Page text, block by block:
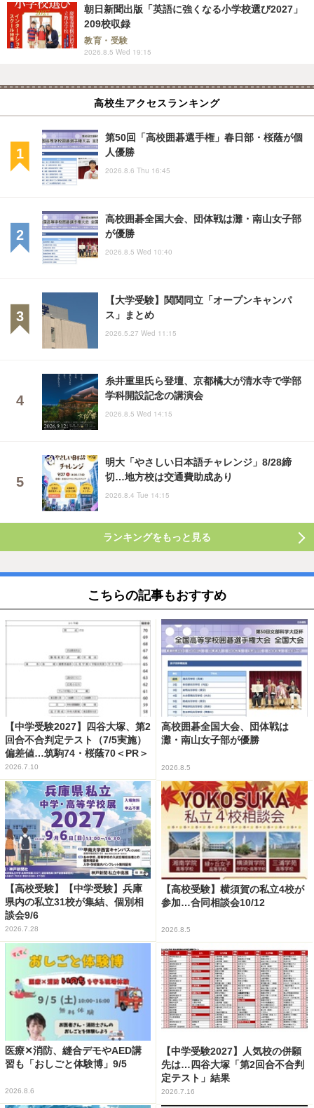
朝日新聞出版「英語に強くなる小学校選び2027」
209校収録
教育・受験
2026.8.5 Wed 19:15
高校生アクセスランキング
第50回「高校囲碁選手権」春日部・桜蔭が個
人優勝
2026.8.6 Thu 16:45
高校囲碁全国大会、団体戦は灘・南山女子部
が優勝
2026.8.5 Wed 10:40
【大学受験】関関同立「オープンキャンパ
ス」まとめ
2026.5.27 Wed 11:15
糸井重里氏ら登壇、京都橘大が清水寺で学部
学科開設記念の講演会
2026.8.5 Wed 14:15
明大「やさしい日本語チャレンジ」8/28締
切…地方校は交通費助成あり
2026.8.4 Tue 14:15
ランキングをもっと見る
こちらの記事もおすすめ
【中学受験2027】四谷大塚、第2
回合不合判定テスト（7/5実施）
偏差値…筑駒74・桜蔭70＜PR＞
2026.7.10
高校囲碁全国大会、団体戦は
灘・南山女子部が優勝
2026.8.5
【高校受験】【中学受験】兵庫
県内の私立31校が集結、個別相
談会9/6
2026.7.28
【高校受験】横須賀の私立4校が
参加…合同相談会10/12
2026.8.5
医療✕消防、縫合デモやAED講
習も「おしごと体験博」9/5
2026.8.6
【中学受験2027】人気校の併願
先は…四谷大塚「第2回合不合判
定テスト」結果
2026.7.16